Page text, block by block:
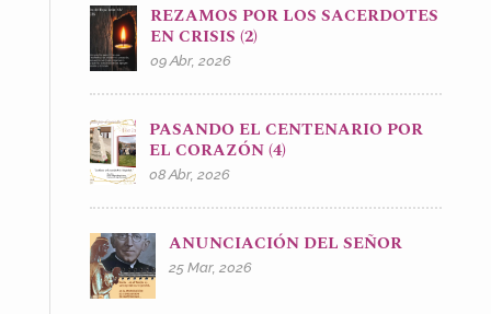
REZAMOS POR LOS SACERDOTES
EN CRISIS (2)
09 Abr, 2026
PASANDO EL CENTENARIO POR
EL CORAZÓN (4)
08 Abr, 2026
ANUNCIACIÓN DEL SEÑOR
25 Mar, 2026